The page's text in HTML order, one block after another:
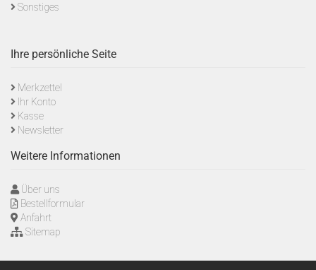
Sonstiges
Ihre persönliche Seite
Merkzettel
Ihr Konto
Kasse
Newsletter
Weitere Informationen
Über uns
Bestellformular
Anfahrt
Sitemap